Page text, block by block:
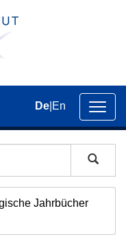
der
De En
Jahrbücher